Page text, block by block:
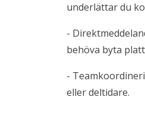
underlättar du
-
behöva byta
-
eller deltidare.